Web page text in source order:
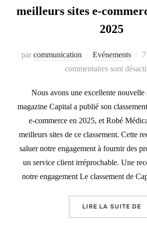
meilleurs sites e-
2025
par communication Evénements
le
commentaires sont
Nous avons une excellente nouvelle
magazine Capital a publié son
e-commerce en 2025, et Robé
meilleurs sites de ce classement. Cette
saluer notre engagement à fournir des
un service client irréprochable. Une
notre engagement Le classement de
LIRE LA SUITE DE